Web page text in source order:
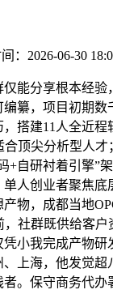
：2026-06-30
分享根本经验
纂，项目初期
搭建11人全近
顶尖分析型人
+自研衬着引擎”
人创业者聚焦
物，成都当地
社群既供给客
小我完成产物
上海，他发觉
。保守商务代